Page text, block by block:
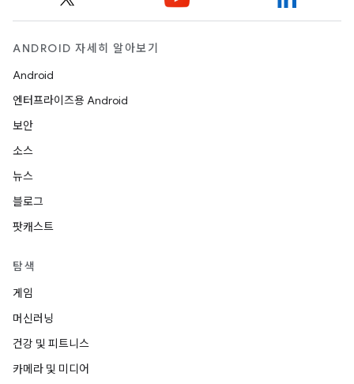
ANDROID 자세히 알아보기
Android
엔터프라이즈용 Android
보안
소스
뉴스
블로그
팟캐스트
탐색
게임
머신러닝
건강 및 피트니스
카메라 및 미디어